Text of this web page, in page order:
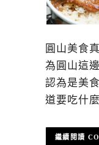
圓山美食
為圓山這
認為是美
道要吃什